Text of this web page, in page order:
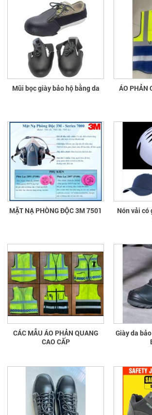
Mũi bọc giày bảo hộ bằng da
ÁO PHẢN QUANG LƯỚI CAO
MẶT NẠ PHÒNG ĐỘC 3M 7501
Nón vải có
CÁC MẪU ÁO PHẢN QUANG
CAO CẤP
Giày da